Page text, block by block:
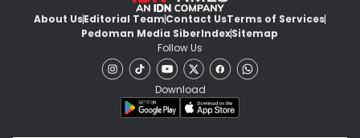
About UsEditorial TeamContact UsTerms of Services
Pedoman Media SiberIndexSitemap
Follow Us
Download